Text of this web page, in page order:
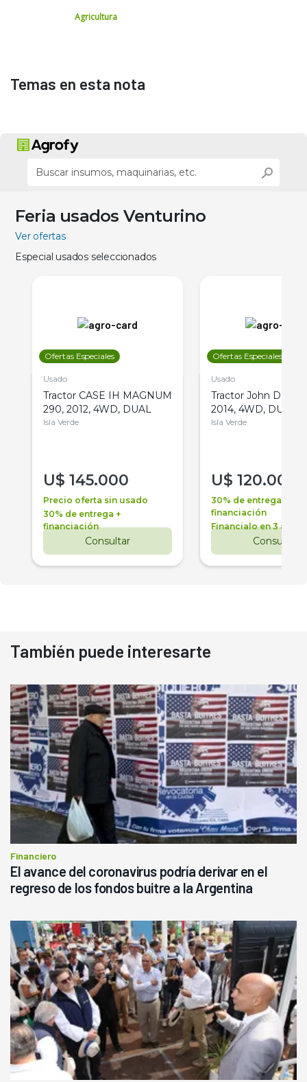
Agricultura
Temas en esta nota
Feria usados Venturino
Ver ofertas
Especial usados seleccionados
Ofertas Especiales
Usado
Tractor CASE IH MAGNUM
290, 2012, 4WD, DUAL
Isla Verde
U$ 145.000
Precio oferta sin usado
30% de entrega +
financiación
Consultar
Ofertas Especiales
Usado
Tractor John Deere
2014, 4WD, DUAL
Isla Verde
U$ 120.000
30% de entrega +
financiación
Financialo en 3 años
Consultar
También puede interesarte
Financiero
El avance del coronavirus podría derivar en el
regreso de los fondos buitre a la Argentina